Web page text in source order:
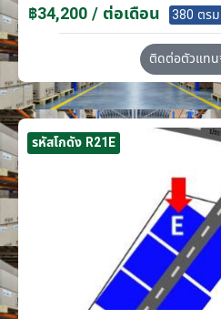
฿34,200 / ต่อเดือน 380 ตรม.
ติดต่อตัวแทน
รหัสโกดัง R21E